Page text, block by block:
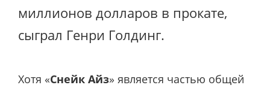
миллионов долларов в прокате,
сыграл Генри Голдинг.
Хотя «Снейк Айз» является частью общей